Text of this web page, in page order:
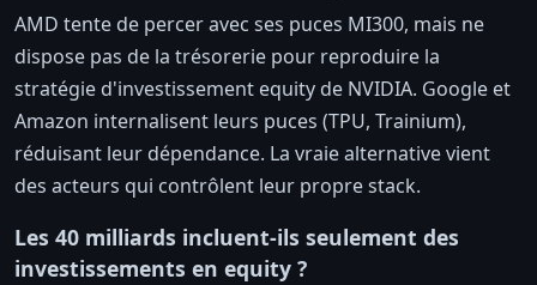
AMD tente de percer avec ses puces MI300, mais ne
dispose pas de la trésorerie pour reproduire la
stratégie d'investissement equity de NVIDIA. Google et
Amazon internalisent leurs puces (TPU, Trainium),
réduisant leur dépendance. La vraie alternative vient
des acteurs qui contrôlent leur propre stack.
Les 40 milliards incluent-ils seulement des
investissements en equity ?